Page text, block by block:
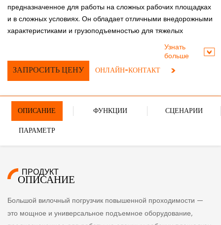
предназначенное для работы на сложных рабочих площадках
и в сложных условиях. Он обладает отличными внедорожными
характеристиками и грузоподъемностью для тяжелых
Узнать
больше
ЗАПРОСИТЬ ЦЕНУ ОНЛАЙН-КОНТАКТ
ОПИСАНИЕ ФУНКЦИИ СЦЕНАРИИ
ПАРАМЕТР
ПРОДУКТ
ОПИСАНИЕ
Большой вилочный погрузчик повышенной проходимости —
это мощное и универсальное подъемное оборудование,